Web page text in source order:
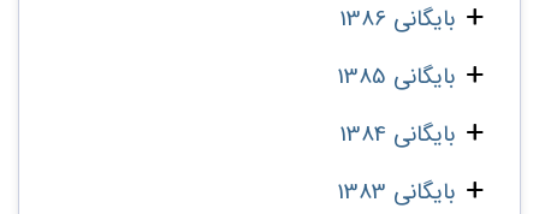
بایگانی 1386
بایگانی 1385
بایگانی 1384
بایگانی 1383